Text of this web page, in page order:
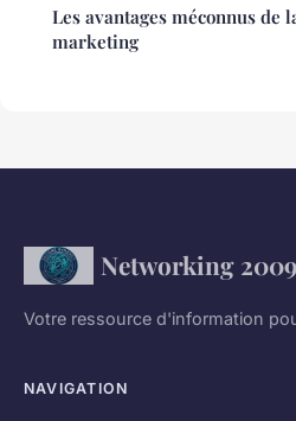
Les avantages méconnus de
marketing
Networking 2009
Votre ressource d'information
NAVIGATION